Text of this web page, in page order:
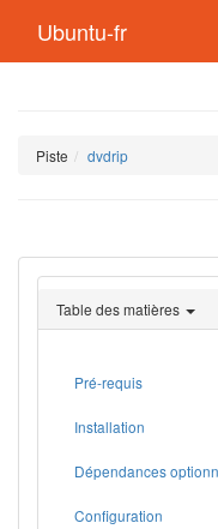
Ubuntu-fr
Piste dvdrip
Table des matières
Pré-requis
Installation
Dépendances
Configuration